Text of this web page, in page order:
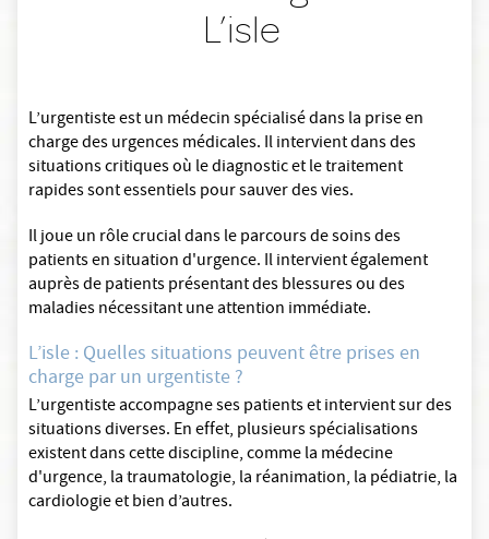
L’isle
L’urgentiste est un médecin spécialisé dans la prise en
charge des urgences médicales. Il intervient dans des
situations critiques où le diagnostic et le traitement
rapides sont essentiels pour sauver des vies.
Il joue un rôle crucial dans le parcours de soins des
patients en situation d'urgence. Il intervient également
auprès de patients présentant des blessures ou des
maladies nécessitant une attention immédiate.
L’isle : Quelles situations peuvent être prises en
charge par un urgentiste ?
L’urgentiste accompagne ses patients et intervient sur des
situations diverses. En effet, plusieurs spécialisations
existent dans cette discipline, comme la médecine
d'urgence, la traumatologie, la réanimation, la pédiatrie, la
cardiologie et bien d’autres.